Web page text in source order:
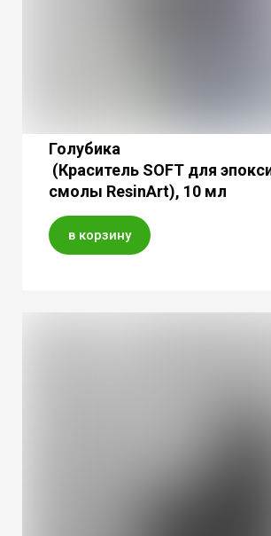
Голубика
(Краситель SOFT для
смолы ResinArt), 10 мл
в корзину